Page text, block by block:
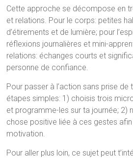
Cette approche se décompose en
et relations. Pour le corps: petites
d’étirements et de lumière; pour
réflexions journalières et mini-
relations: échanges courts et
personne de confiance.
Pour passer à l’action sans prise de
étapes simples: 1) choisis trois
et programme-les sur ta journée; 2)
chose positive liée à ces gestes afin
motivation.
Pour aller plus loin, ce sujet peut